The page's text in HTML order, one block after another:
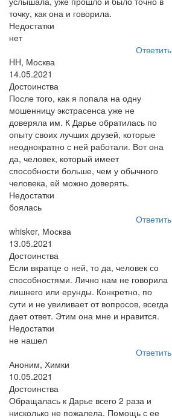
точку, как она и говорила.
Недостатки
нет
Ответить
HH, Москва
14.05.2021
Достоинства
После того, как я попала на одну
мошенницу экстрасенса уже не
доверяла им. К Дарье обратилась по
опыту своих лучших друзей, которые
неоднократно с ней работали. Вот она
да, человек, который имеет
способности больше, чем у обычного
человека, ей можно доверять.
Недостатки
боялась
Ответить
whisker, Москва
13.05.2021
Достоинства
Если вкратце о ней, то да, человек со
способностями. Лично нам не говорила
лишнего или ерунды. Конкретно, по
сути и не увиливает от вопросов, всегда
дает ответ. Этим она мне и нравится.
Недостатки
не нашел
Ответить
Аноним, Химки
10.05.2021
Достоинства
Обращалась к Дарье всего 2 раза и
нисколько не пожалела. Помощь с ее